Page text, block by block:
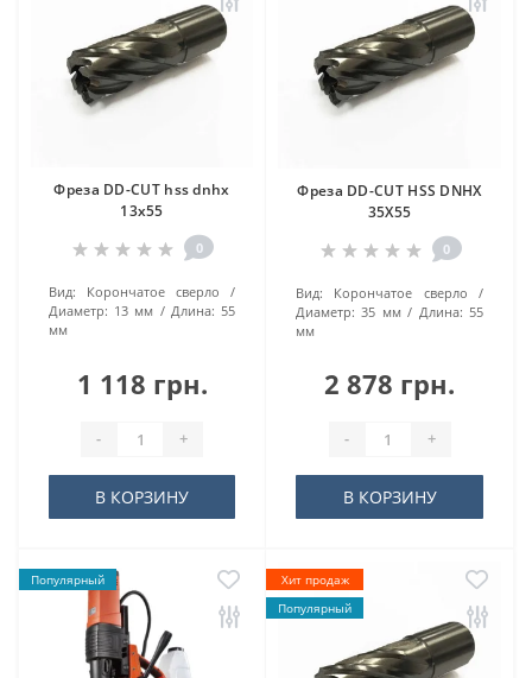
Фреза DD-CUT hss dnhx
13х55
0
Вид:
Корончатое сверло
Диаметр: 13 мм Длина: 55
мм
1 118 грн.
- +
В КОРЗИНУ
Фреза DD-CUT HSS DNHX
35Х55
0
Вид:
Корончатое сверло
Диаметр: 35 мм Длина: 55
мм
2 878 грн.
- +
В КОРЗИНУ
Популярный
Хит продаж
Популярный